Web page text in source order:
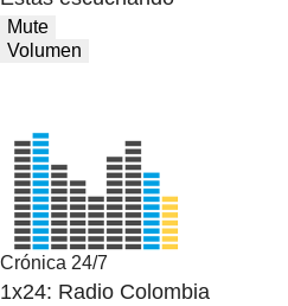
Mute
Volumen
Crónica 24/7
1x24: Radio Colombia